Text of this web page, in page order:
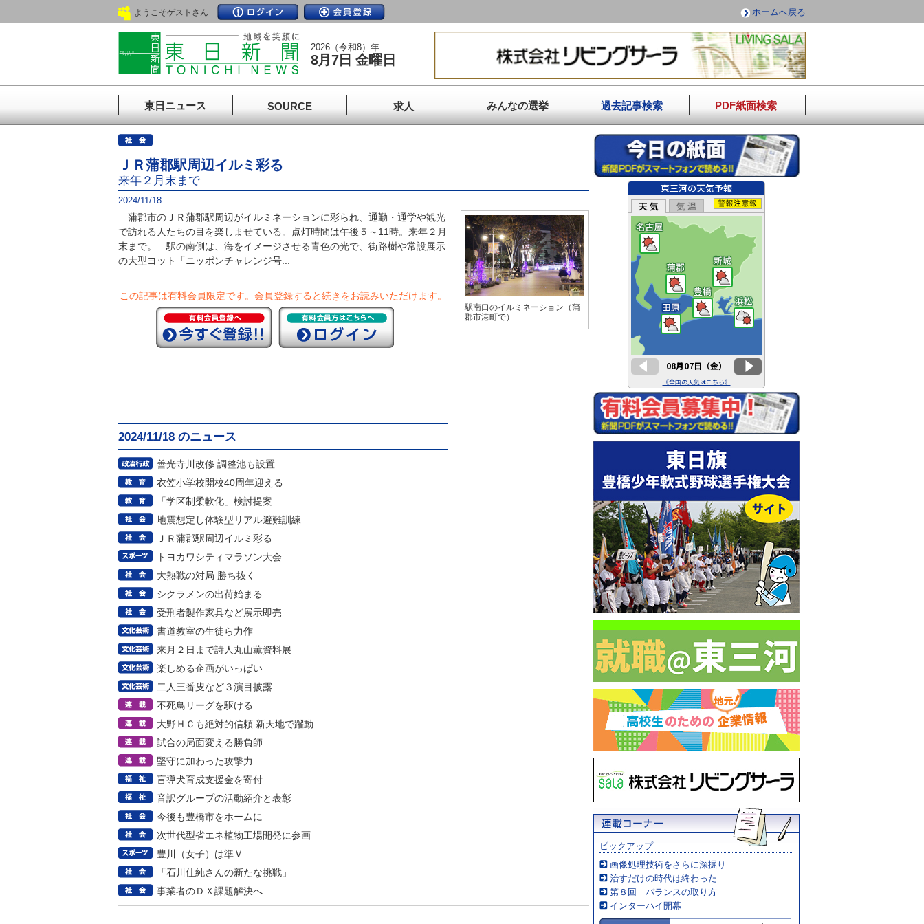
ようこそゲストさん ホームへ戻る
2026（令和8）年
8月7日 金曜日
東日ニュース SOURCE 求人 みんなの選挙 過去記事検索 PDF紙面検索
ＪＲ蒲郡駅周辺イルミ彩る
来年２月末まで
2024/11/18
蒲郡市のＪＲ蒲郡駅周辺がイルミネーションに彩られ、通勤・通学や観光
で訪れる人たちの目を楽しませている。点灯時間は午後５～11時。来年２月
末まで。 駅の南側は、海をイメージさせる青色の光で、街路樹や常設展示
の大型ヨット「ニッポンチャレンジ号...
この記事は有料会員限定です。 会員登録すると続きをお読みいただけます。
2024/11/18 のニュース
善光寺川改修 調整池も設置
衣笠小学校開校40周年迎える
「学区制柔軟化」検討提案
地震想定し体験型リアル避難訓練
ＪＲ蒲郡駅周辺イルミ彩る
トヨカワシティマラソン大会
大熱戦の対局 勝ち抜く
シクラメンの出荷始まる
受刑者製作家具など展示即売
書道教室の生徒ら力作
来月２日まで詩人丸山薫資料展
楽しめる企画がいっぱい
二人三番叟など３演目披露
不死鳥リーグを駆ける
大野ＨＣも絶対的信頼 新天地で躍動
試合の局面変える勝負師
堅守に加わった攻撃力
盲導犬育成支援金を寄付
音訳グループの活動紹介と表彰
今後も豊橋市をホームに
次世代型省エネ植物工場開発に参画
豊川（女子）は準Ｖ
「石川佳純さんの新たな挑戦」
事業者のＤＸ課題解決へ
駅南口のイルミネーション（蒲
郡市港町で）
ピックアップ
画像処理技術をさらに深掘り
治すだけの時代は終わった
第８回 バランスの取り方
インターハイ開幕